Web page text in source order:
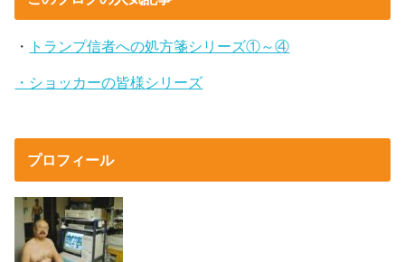
・ トランプ信者への処方箋シリーズ①～④
・ショッカーの皆様シリーズ
プロフィール